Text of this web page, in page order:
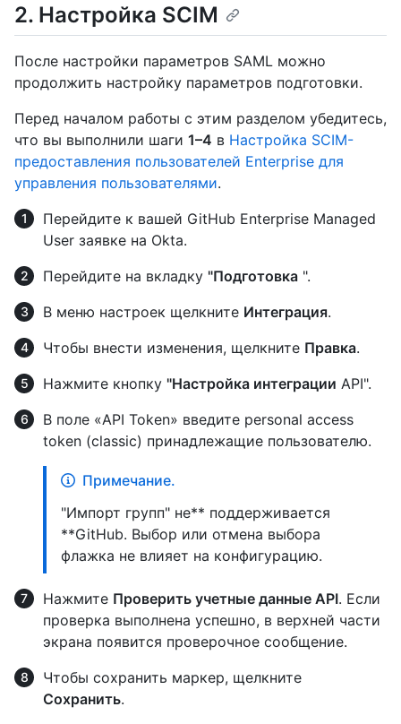
2. Настройка SCIM
После настройки параметров SAML можно
продолжить настройку параметров подготовки.
Перед началом работы с этим разделом убедитесь,
что вы выполнили шаги 1–4 в Настройка SCIM-
предоставления пользователей Enterprise для
управления пользователями.
Перейдите к вашей GitHub Enterprise Managed
User заявке на Okta.
Перейдите на вкладку "Подготовка ".
В меню настроек щелкните Интеграция.
Чтобы внести изменения, щелкните Правка.
Нажмите кнопку "Настройка интеграции API".
В поле «API Token» введите personal access
token (classic) принадлежащие пользователю.
Примечание.
"Импорт групп" не** поддерживается
**GitHub. Выбор или отмена выбора
флажка не влияет на конфигурацию.
Нажмите Проверить учетные данные API. Если
проверка выполнена успешно, в верхней части
экрана появится проверочное сообщение.
Чтобы сохранить маркер, щелкните
Сохранить.